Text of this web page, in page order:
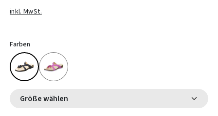
inkl. MwSt.
Farben
Größe wählen